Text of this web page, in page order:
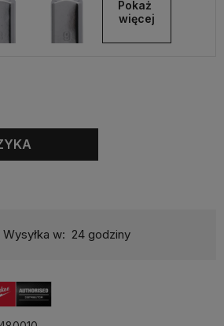
Pokaż
więcej
Wysyłka w: 24 godziny